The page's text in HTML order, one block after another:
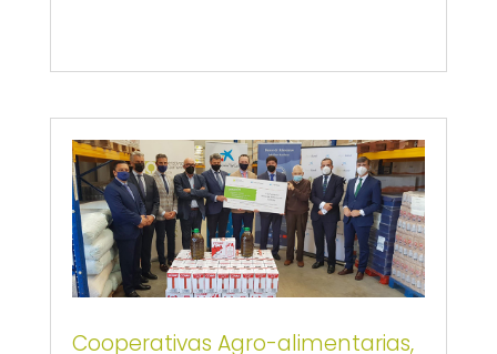
Cooperativas Agro-alimentarias,